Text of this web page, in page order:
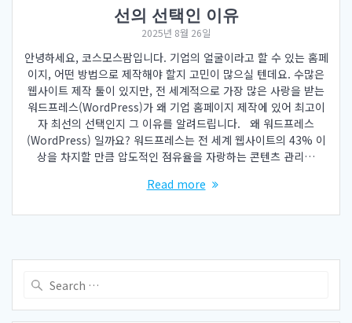
선의 선택인 이유
2025년 8월 26일
안녕하세요, 코스모스팜입니다. 기업의 얼굴이라고 할 수 있는 홈페
이지, 어떤 방법으로 제작해야 할지 고민이 많으실 텐데요. 수많은
웹사이트 제작 툴이 있지만, 전 세계적으로 가장 많은 사랑을 받는
워드프레스(WordPress)가 왜 기업 홈페이지 제작에 있어 최고이
자 최선의 선택인지 그 이유를 알려드립니다. 왜 워드프레스
(WordPress) 일까요? 워드프레스는 전 세계 웹사이트의 43% 이
상을 차지할 만큼 압도적인 점유율을 자랑하는 콘텐츠 관리…
Read more